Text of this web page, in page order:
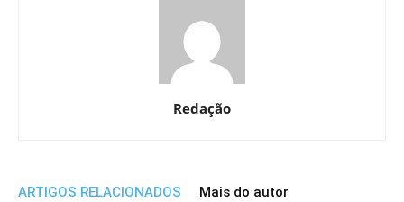
Redação
ARTIGOS RELACIONADOS Mais do autor